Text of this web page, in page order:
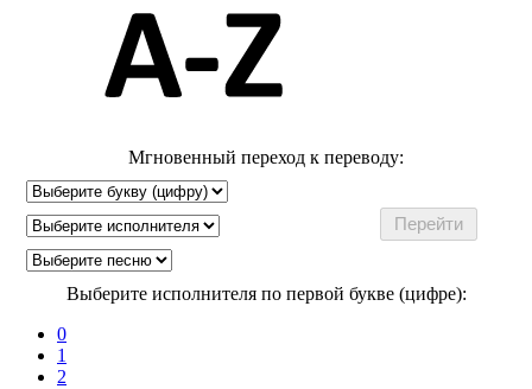
Мгновенный переход к переводу:
Выберите исполнителя по первой букве (цифре):
0
1
2